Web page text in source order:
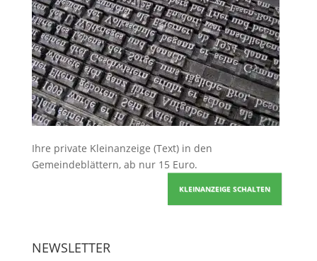
Ihre private Kleinanzeige (Text) in den
Gemeindeblättern, ab nur 15 Euro.
KLEINANZEIGE SCHALTEN
NEWSLETTER